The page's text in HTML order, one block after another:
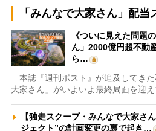
「みんなで大家さん」配
《ついに見えた問題
ん」2000億円超不動
ら…
本誌『週刊ポスト』が追及してき
大家さん」がいよいよ最終局面を迎
【独走スクープ・みんなで大家さ
ジェクト”の計画変更の裏で起き…